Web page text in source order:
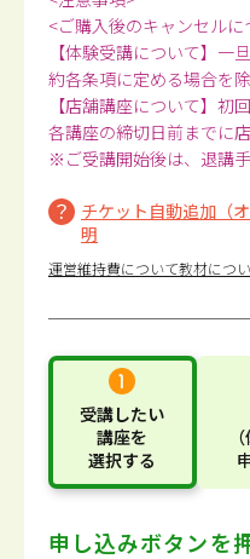
<ご購入後のキャンセルに
【体験受講について】一
約各条項に定める場合を
【店舗講座について】初
各講座の締切日前までに
※ご受講開始後は、退講
チケット自動追加（
明
運営維持費について教材につ
受講したい
講座を
選択する
申し込みボタンを